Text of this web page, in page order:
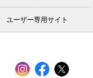
ユーザー専用サイト